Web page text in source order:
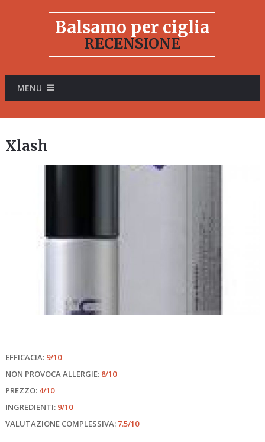
Balsamo per ciglia
RECENSIONE
MENU
Xlash
EFFICACIA: 9/10
NON PROVOCA ALLERGIE: 8/10
PREZZO: 4/10
INGREDIENTI: 9/10
VALUTAZIONE COMPLESSIVA: 7.5/10